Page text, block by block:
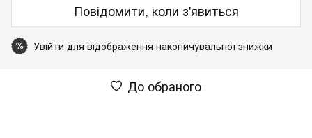
Повідомити, коли з'явиться
% Увійти для відображення накопичувальної знижки
До обраного